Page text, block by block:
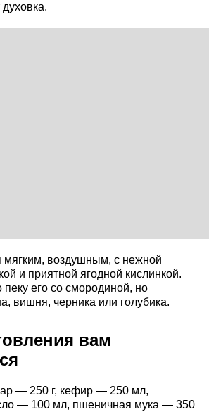
мягким, воздушным, с нежной
и приятной ягодной кислинкой.
его со смородиной, но
вишня, черника или голубика.
вам
— 250 г, кефир — 250 мл,
— 100 мл, пшеничная мука — 350